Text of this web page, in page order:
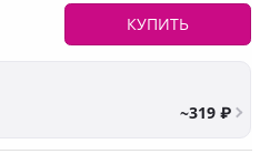
КУПИТЬ
~319 ₽